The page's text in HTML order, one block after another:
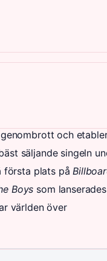
och
säljande singeln
första plats på
Boys som
världen över